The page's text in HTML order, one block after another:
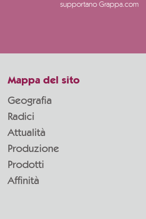
supportano Grappa.com
Mappa del sito
Geografia
Radici
Attualità
Produzione
Prodotti
Affinità